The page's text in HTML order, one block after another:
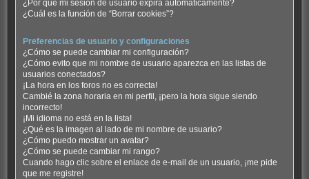
¿Por qué mi sesión de usuario expira automáticamente?
¿Cuál es la función de “Borrar cookies”?
Preferencias de usuario y configuraciones
¿Cómo se puede cambiar mi configuración?
¿Cómo evito que mi nombre de usuario aparezca en las listas de
usuarios conectados?
¡La hora en los foros no es correcta!
Cambié la zona horaria en mi perfil, ¡pero la hora sigue siendo
incorrecto!
¡Mi idioma no está en la lista!
¿Qué es la imagen al lado de mi nombre de usuario?
¿Cómo puedo mostrar un avatar?
¿Cómo se puede cambiar mi rango?
Cuando hago clic sobre el enlace de e-mail de un usuario, ¡me pide
que me registre!